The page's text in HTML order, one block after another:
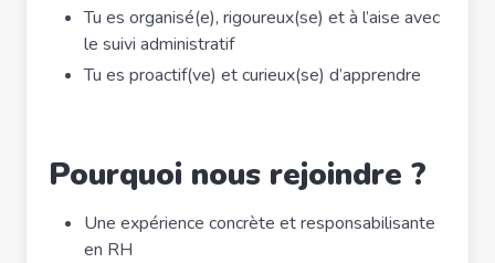
Tu es organisé(e), rigoureux(se) et à l’aise avec
le suivi administratif
Tu es proactif(ve) et curieux(se) d’apprendre
Pourquoi nous rejoindre ?
Une expérience concrète et responsabilisante
en RH